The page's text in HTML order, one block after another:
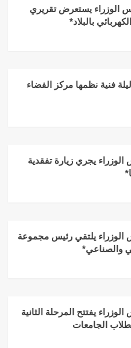
الوزراء يستعرض تقريري
بالبلاد*
فنية نظمها مركز الفضاء
يجري زيارة تفقدية
الوزراء يلتقي رئيس مجموعة
والصناعي*
يفتتح المرحلة الثانية
الجامعات